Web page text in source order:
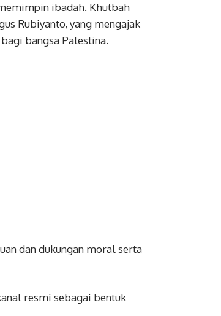
ibadah. Khutbah
Rubiyanto, yang mengajak
bangsa Palestina.
dan dukungan moral serta
resmi sebagai bentuk